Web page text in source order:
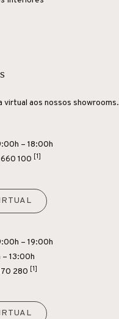
virtual aos nossos showrooms.
– 18:00h
100 [1]
– 19:00h
13:00h
280 [1]